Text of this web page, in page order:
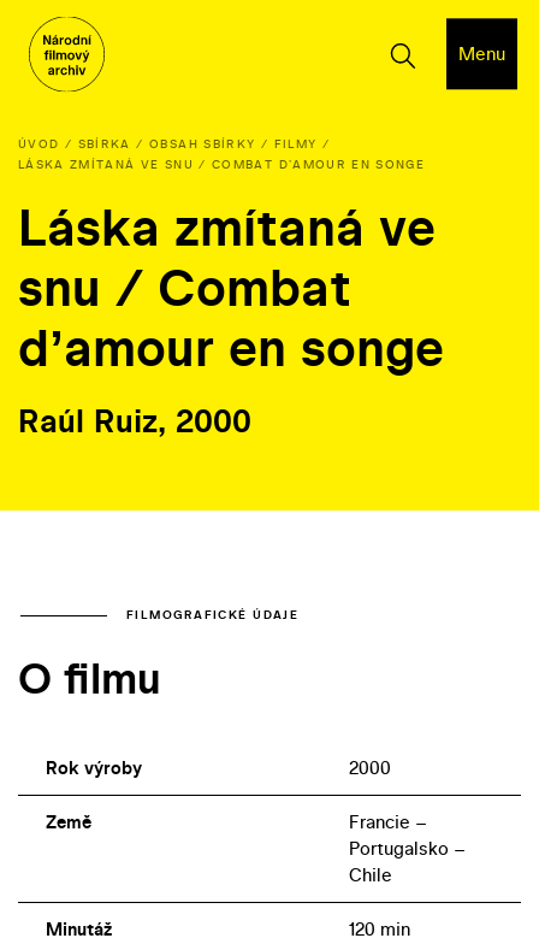
Menu
ÚVOD SBÍRKA OBSAH SBÍRKY
FILMY
LÁSKA ZMÍTANÁ VE SNU / COMBAT DʼAMOUR EN SONGE
Láska zmítaná ve
snu / Combat
dʼamour en songe
Raúl Ruiz, 2000
FILMOGRAFICKÉ ÚDAJE
O filmu
Rok výroby 2000
Země
Francie –
Portugalsko –
Chile
Minutáž 120 min